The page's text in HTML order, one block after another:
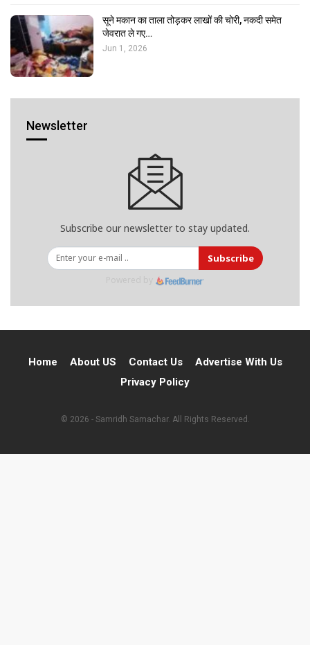
सूने मकान का ताला तोड़कर लाखों की चोरी, नकदी समेत
जेवरात ले गए…
Jun 1, 2026
Newsletter
Subscribe our newsletter to stay updated.
Subscribe
Home About US Contact Us
Advertise With Us
Privacy Policy
© 2026 - Samridh Samachar. All Rights Reserved.